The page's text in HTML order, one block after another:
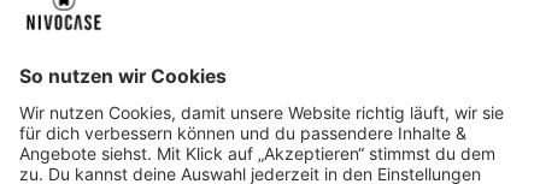
Über uns Über uns
About NIVOCASE NIVOCASE Test Lab Schreib uns